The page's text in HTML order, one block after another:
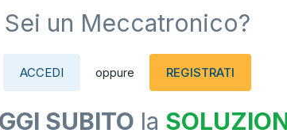
Sei un Meccatronico?
ACCEDI oppure REGISTRATI
SUBITO la